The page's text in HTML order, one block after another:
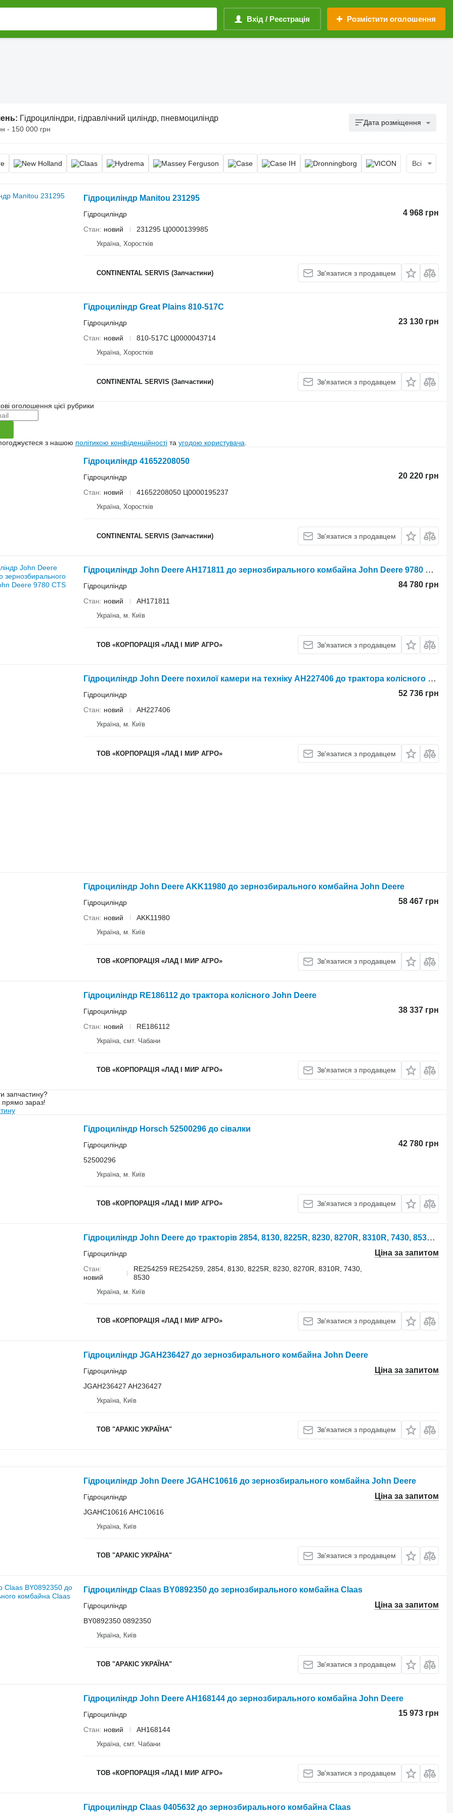
Вхід / Реєстрація Розмістити оголошення
Гідроциліндри, гідравлічний циліндр, пневмоциліндр
- 150 000 грн
Дата розміщення
Всі
Гідроциліндр Manitou 231295
4 968 грн
Гідроциліндр
Стан
новий 231295 Ц0000139985
Україна, Хоростків
CONTINENTAL SERVIS (Запчастини) Зв'язатися з продавцем
Гідроциліндр Great Plains 810-517C
23 130 грн
Гідроциліндр
Стан
новий 810-517C Ц0000043714
Україна, Хоростків
CONTINENTAL SERVIS (Запчастини) Зв'язатися з продавцем
оголошення цієї рубрики
з нашою політикою конфіденційностіта угодою користувача
Гідроциліндр 41652208050
20 220 грн
Гідроциліндр
Стан
новий 41652208050 Ц0000195237
Україна, Хоростків
CONTINENTAL SERVIS (Запчастини) Зв'язатися з продавцем
Гідроциліндр John Deere AH171811 до зернозбирального комбайна John Deere 9780 CTS
84 780 грн
Гідроциліндр
Стан
новий AH171811
Україна, м. Київ
ТОВ «КОРПОРАЦІЯ «ЛАД І МИР АГРО» Зв'язатися з продавцем
Гідроциліндр John Deere похилої камери на техніку AH227406 до трактора колісного John Deere
52 736 грн
Гідроциліндр
Стан
новий AH227406
Україна, м. Київ
ТОВ «КОРПОРАЦІЯ «ЛАД І МИР АГРО» Зв'язатися з продавцем
Гідроциліндр John Deere AKK11980 до зернозбирального комбайна John Deere
58 467 грн
Гідроциліндр
Стан
новий AKK11980
Україна, м. Київ
ТОВ «КОРПОРАЦІЯ «ЛАД І МИР АГРО» Зв'язатися з продавцем
Гідроциліндр RE186112 до трактора колісного John Deere
38 337 грн
Гідроциліндр
Стан
новий RE186112
Україна, смт. Чабани
ТОВ «КОРПОРАЦІЯ «ЛАД І МИР АГРО» Зв'язатися з продавцем
запчастину?
прямо зараз!
Гідроциліндр Horsch 52500296 до сівалки
42 780 грн
Гідроциліндр
52500296
Україна, м. Київ
ТОВ «КОРПОРАЦІЯ «ЛАД І МИР АГРО» Зв'язатися з продавцем
Гідроциліндр John Deere до тракторів 2854, 8130, 8225R, 8230, 8270R, 8310R, 7430, 8530 RE254259 до John Deere Гідравлічний циліндр RE254259
Ціна за запитом
Гідроциліндр
Стан
новий
RE254259 RE254259, 2854, 8130, 8225R, 8230, 8270R, 8310R, 7430,
8530
Україна, м. Київ
ТОВ «КОРПОРАЦІЯ «ЛАД І МИР АГРО» Зв'язатися з продавцем
Гідроциліндр JGAH236427 до зернозбирального комбайна John Deere
Ціна за запитом
Гідроциліндр
JGAH236427 AH236427
Україна, Київ
ТОВ "АРАКІС УКРАЇНА" Зв'язатися з продавцем
Гідроциліндр John Deere JGAHC10616 до зернозбирального комбайна John Deere
Ціна за запитом
Гідроциліндр
JGAHC10616 AHC10616
Україна, Київ
ТОВ "АРАКІС УКРАЇНА" Зв'язатися з продавцем
Гідроциліндр Claas BY0892350 до зернозбирального комбайна Claas
Ціна за запитом
Гідроциліндр
BY0892350 0892350
Україна, Київ
ТОВ "АРАКІС УКРАЇНА" Зв'язатися з продавцем
Гідроциліндр John Deere AH168144 до зернозбирального комбайна John Deere
15 973 грн
Гідроциліндр
Стан
новий AH168144
Україна, смт. Чабани
ТОВ «КОРПОРАЦІЯ «ЛАД І МИР АГРО» Зв'язатися з продавцем
Гідроциліндр Claas 0405632 до зернозбирального комбайна Claas